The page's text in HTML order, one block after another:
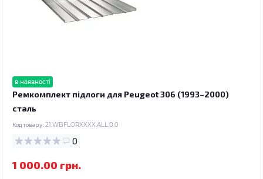
в наявності
Ремкомплект підлоги для Peugeot 306 (1993–2000)
сталь
Код товару: 21.WBFLORXXXX.ALL.0.0
0
1 000.00 грн.